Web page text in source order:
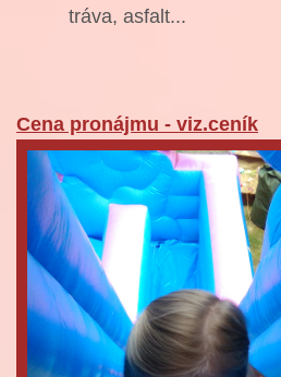
tráva, asfalt...
Cena pronájmu - viz.ceník